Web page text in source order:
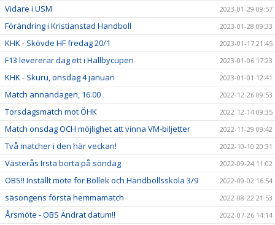
Vidare i USM 2023-01-29 09:57
Förändring i Kristianstad Handboll 2023-01-28 09:33
KHK - Skövde HF fredag 20/1 2023-01-17 21:45
F13 levererar dag ett i Hallbycupen 2023-01-06 17:23
KHK - Skuru, onsdag 4 januari 2023-01-01 12:41
Match annandagen, 16.00 2022-12-26 09:53
Torsdagsmatch mot ÖHK 2022-12-14 09:35
Match onsdag OCH möjlighet att vinna VM-biljetter 2022-11-29 09:42
Två matcher i den här veckan! 2022-10-10 20:31
Västerås Irsta borta på söndag 2022-09-24 11:02
OBS!! Inställt möte för Bollek och Handbollsskola 3/9 2022-09-02 16:54
säsongens första hemmamatch 2022-08-22 21:53
Årsmöte - OBS Ändrat datum!! 2022-07-26 14:14